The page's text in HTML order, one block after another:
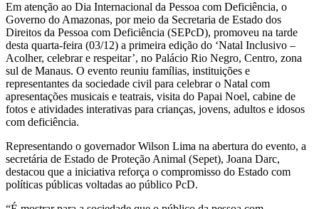
Em atenção ao Dia Internacional da Pessoa com Deficiência, o
Governo do Amazonas, por meio da Secretaria de Estado dos
Direitos da Pessoa com Deficiência (SEPcD), promoveu na tarde
desta quarta-feira (03/12) a primeira edição do ‘Natal Inclusivo –
Acolher, celebrar e respeitar’, no Palácio Rio Negro, Centro, zona
sul de Manaus. O evento reuniu famílias, instituições e
representantes da sociedade civil para celebrar o Natal com
apresentações musicais e teatrais, visita do Papai Noel, cabine de
fotos e atividades interativas para crianças, jovens, adultos e idosos
com deficiência.
Representando o governador Wilson Lima na abertura do evento, a
secretária de Estado de Proteção Animal (Sepet), Joana Darc,
destacou que a iniciativa reforça o compromisso do Estado com
políticas públicas voltadas ao público PcD.